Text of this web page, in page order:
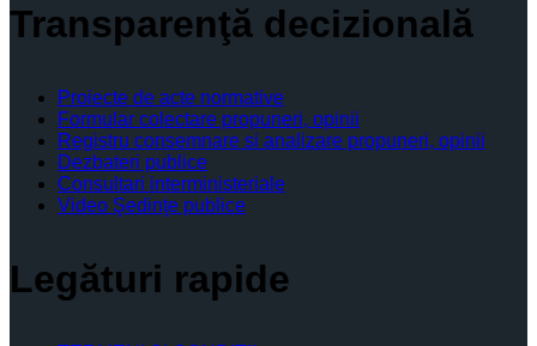
Transparenţă decizională
Proiecte de acte normative
Formular colectare propuneri, opinii
Registru consemnare si analizare propuneri, opinii
Dezbateri publice
Consultari interministeriale
Video Şedinţe publice
Legături rapide